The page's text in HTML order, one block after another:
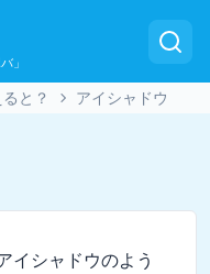
」
と？ アイシャドウ
イシャドウのよう